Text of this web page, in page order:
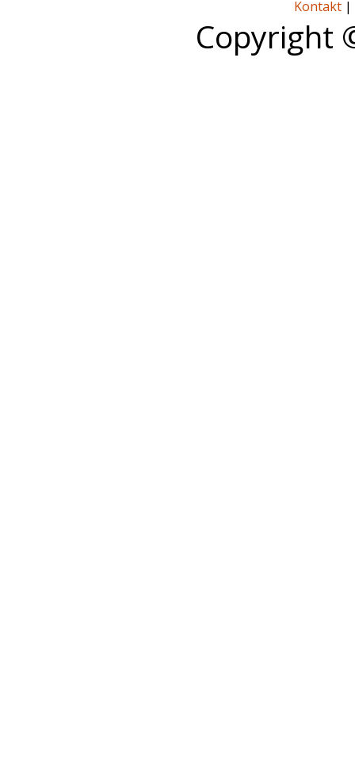
Kontakt |
Copyright